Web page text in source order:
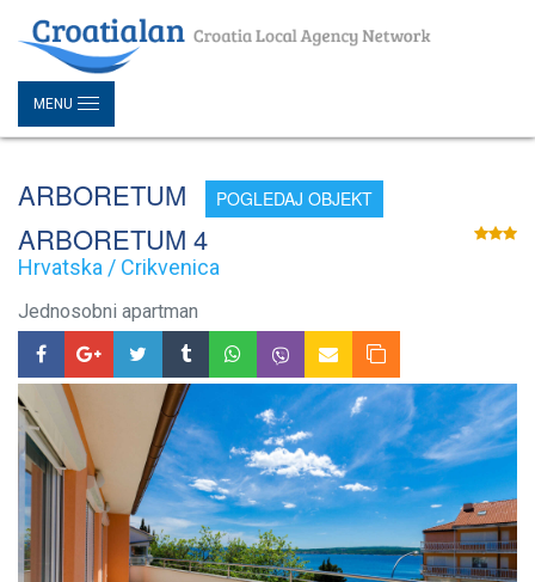
MENU
ARBORETUM POGLEDAJ OBJEKT
ARBORETUM 4
Hrvatska / Crikvenica
Jednosobni apartman